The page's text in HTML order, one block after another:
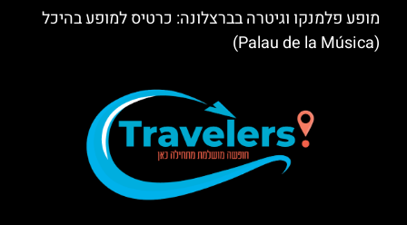
מופע פלמנקו וגיטרה בברצלונה: כרטיס למופע בהיכל
(Palau de la Música)